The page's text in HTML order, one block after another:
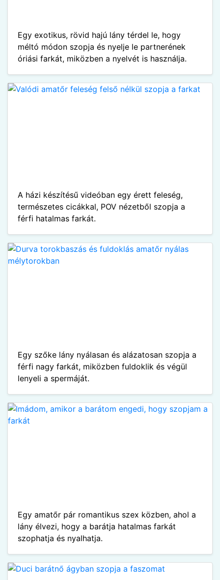
Egy exotikus, rövid hajú lány térdel le, hogy
méltó módon szopja és nyelje le partnerének
óriási farkát, miközben a nyelvét is használja.
A házi készítésű videóban egy érett feleség,
természetes cicákkal, POV nézetből szopja a
férfi hatalmas farkát.
Egy szőke lány nyálasan és alázatosan szopja a
férfi nagy farkát, miközben fuldoklik és végül
lenyeli a spermáját.
Egy amatőr pár romantikus szex közben, ahol a
lány élvezi, hogy a barátja hatalmas farkát
szophatja és nyalhatja.